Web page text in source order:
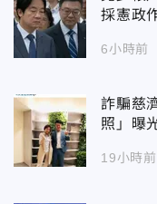
採憲政
6小時前
詐騙慈
照」曝
19小時前